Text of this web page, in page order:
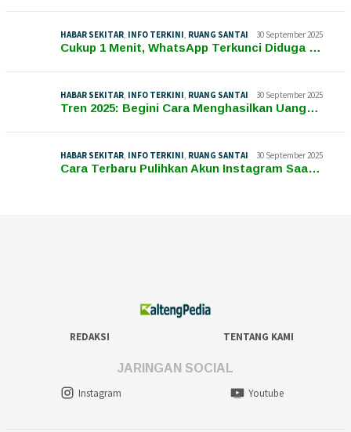
HABAR SEKITAR, INFO TERKINI, RUANG SANTAI 30 September 2025
Cukup 1 Menit, WhatsApp Terkunci Diduga …
HABAR SEKITAR, INFO TERKINI, RUANG SANTAI 30 September 2025
Tren 2025: Begini Cara Menghasilkan Uang…
HABAR SEKITAR, INFO TERKINI, RUANG SANTAI 30 September 2025
Cara Terbaru Pulihkan Akun Instagram Saa…
REDAKSI TENTANG KAMI
JARINGAN SOCIAL
Instagram
Youtube